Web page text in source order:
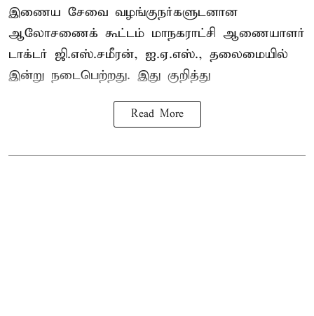
இணைய சேவை வழங்குநர்களுடனான
ஆலோசணைக் கூட்டம் மாநகராட்சி ஆணையாளர்
டாக்டர் ஜி.எஸ்.சமீரன், ஐ.ஏ.எஸ்., தலைமையில்
இன்று நடைபெற்றது. இது குறித்து
Read More